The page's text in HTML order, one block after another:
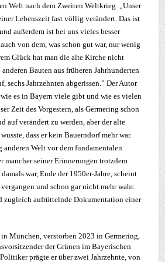
Welt nach dem Zweiten Weltkrieg. „Unser
Lebenszeit fast völlig verändert. Das ist
außerdem ist bei uns vieles besser
von dem, was schon gut war, nur wenig
Glück hat man die alte Kirche nicht
Bauten aus früheren Jahrhunderten
sechs Jahrzehnten abgerissen.” Der Autor
es in Bayern viele gibt und wie es vielen
Zeit des Vorgestern, als Germering schon
auf verändert zu werden, aber der alte
dass er kein Bauerndorf mehr war.
Welt vor dem fundamentalen
mancher seiner Erinnerungen trotzdem
war, Ende der 1950er-Jahre, scheint
und schon gar nicht mehr wahr.
zugleich aufrüttelnde Dokumentation einer
München, verstorben 2023 in Germering,
der Grünen im Bayerischen
prägte er über zwei Jahrzehnte, von